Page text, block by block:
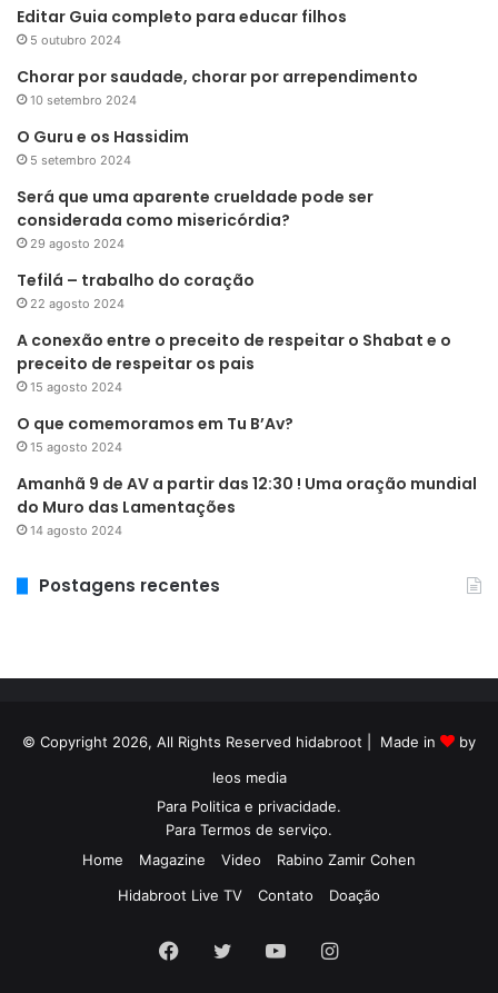
Editar Guia completo para educar filhos
5 outubro 2024
Chorar por saudade, chorar por arrependimento
10 setembro 2024
O Guru e os Hassidim
5 setembro 2024
Será que uma aparente crueldade pode ser
considerada como misericórdia?
29 agosto 2024
Tefilá – trabalho do coração
22 agosto 2024
A conexão entre o preceito de respeitar o Shabat e o
preceito de respeitar os pais
15 agosto 2024
O que comemoramos em Tu B’Av?
15 agosto 2024
Amanhã 9 de AV a partir das 12:30 ! Uma oração mundial
do Muro das Lamentações
14 agosto 2024
Postagens recentes
© Copyright 2026, All Rights Reserved hidabroot | Made in
by
leos media
Para Politica e privacidade.
Para Termos de serviço.
Home
Magazine Video
Rabino Zamir Cohen
Hidabroot Live TV
Contato Doação
Facebook
TwitterYouTubeInstagram